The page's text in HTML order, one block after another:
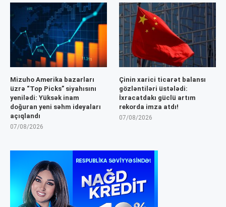
Mizuho Amerika bazarları
üzrə “Top Picks” siyahısını
yenilədi: Yüksək inam
doğuran yeni səhm ideyaları
açıqlandı
07/08/2026
Çinin xarici ticarət balansı
gözləntiləri üstələdi:
İxracatdakı güclü artım
rekorda imza atdı!
07/08/2026